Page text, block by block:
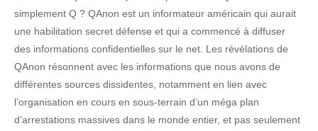
simplement Q ? QAnon est un informateur américain qui aurait
une habilitation secret défense et qui a commencé à diffuser
des informations confidentielles sur le net. Les révélations de
QAnon résonnent avec les informations que nous avons de
différentes sources dissidentes, notamment en lien avec
l’organisation en cours en sous-terrain d’un méga plan
d’arrestations massives dans le monde entier, et pas seulement